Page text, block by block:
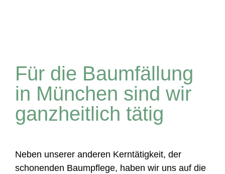
Für die Baumfällung
in München sind wir
ganzheitlich tätig
Neben unserer anderen Kerntätigkeit, der
schonenden Baumpflege, haben wir uns auf die